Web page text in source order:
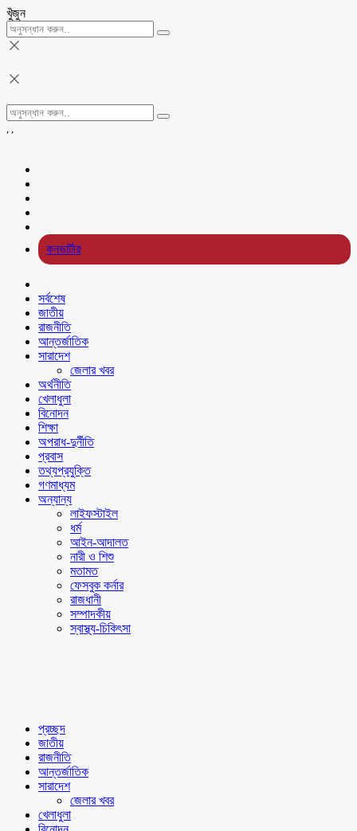
খুঁজুন
, ,
কনভার্টার
সর্বশেষ
জাতীয়
রাজনীতি
আন্তর্জাতিক
সারাদেশ
জেলার খবর
অর্থনীতি
খেলাধুলা
বিনোদন
শিক্ষা
অপরাধ-দুর্নীতি
প্রবাস
তথ্যপ্রযুক্তি
গণমাধ্যম
অন্যান্য
লাইফস্টাইল
ধর্ম
আইন-আদালত
নারী ও শিশু
মতামত
ফেসবুক কর্নার
রাজধানী
সম্পাদকীয়
স্বাস্থ্য-চিকিৎসা
প্রচ্ছদ
জাতীয়
রাজনীতি
আন্তর্জাতিক
সারাদেশ
জেলার খবর
খেলাধুলা